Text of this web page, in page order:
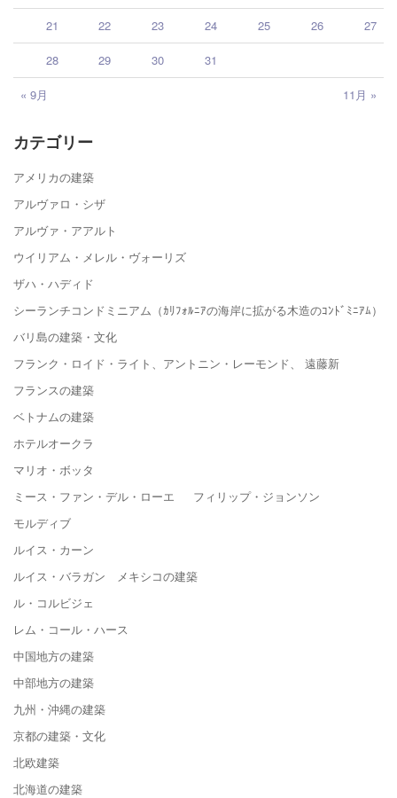
« 9月 11月 »
21 22 23 24 25 26 27
28 29 30 31
カテゴリー
アメリカの建築
アルヴァロ・シザ
アルヴァ・アアルト
ウイリアム・メレル・ヴォーリズ
ザハ・ハディド
シーランチコンドミニアム（ｶﾘﾌｫﾙﾆｱの海岸に拡がる木造のｺﾝﾄﾞﾐﾆｱﾑ）
バリ島の建築・文化
フランク・ロイド・ライト、アントニン・レーモンド、 遠藤新
フランスの建築
ベトナムの建築
ホテルオークラ
マリオ・ボッタ
ミース・ファン・デル・ローエ フィリップ・ジョンソン
モルディブ
ルイス・カーン
ルイス・バラガン メキシコの建築
ル・コルビジェ
レム・コール・ハース
中国地方の建築
中部地方の建築
九州・沖縄の建築
京都の建築・文化
北欧建築
北海道の建築